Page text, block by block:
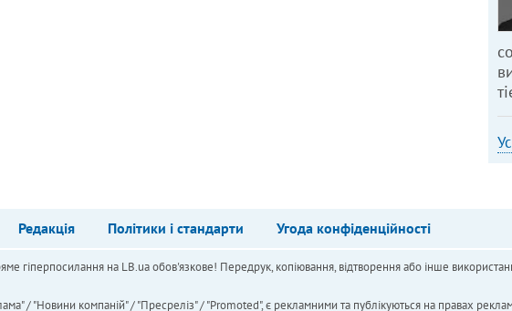
Редакція Політики і стандарти Угода конфіденційності
гіперпосилання на LB.ua обов'язкове! Передрук, копіювання, відтворення або інше
/ "Новини компаній" / "Пресреліз" / "Promoted", є рекламними та публікуються на правах